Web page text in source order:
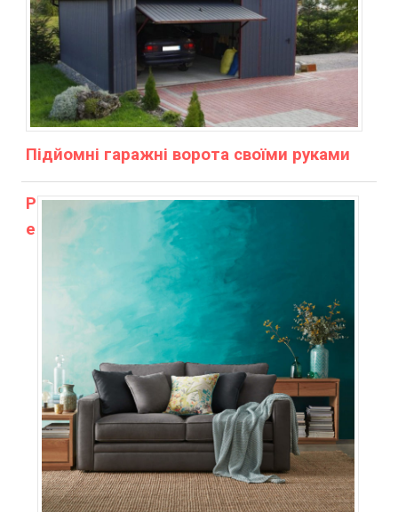
Підйомні гаражні ворота своїми руками
Р
е